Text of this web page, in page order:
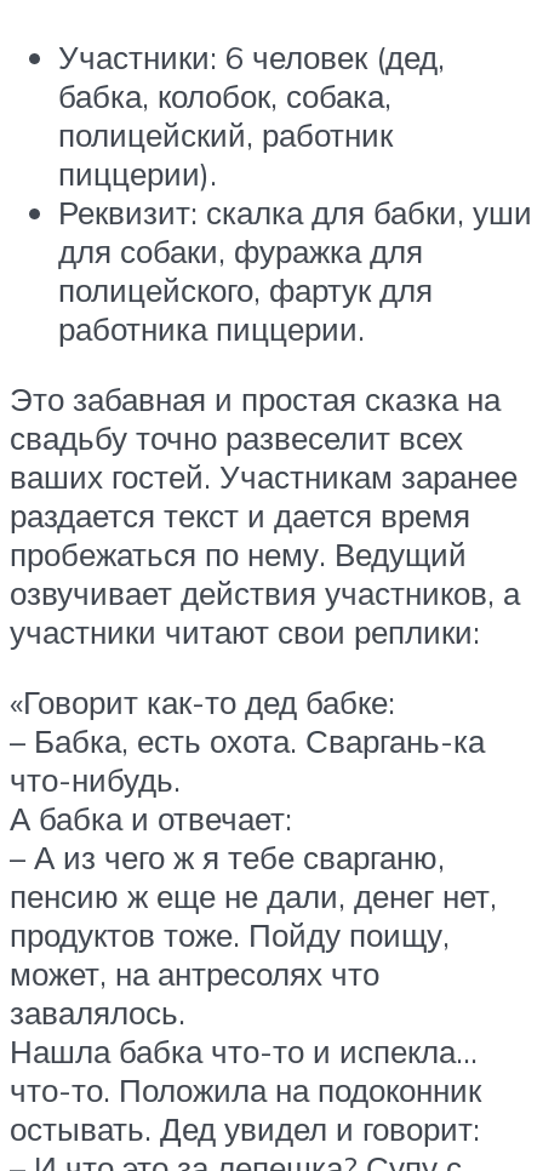
Участники: 6 человек (дед,
бабка, колобок, собака,
полицейский, работник
пиццерии).
Реквизит: скалка для бабки, уши
для собаки, фуражка для
полицейского, фартук для
работника пиццерии.
Это забавная и простая сказка на
свадьбу точно развеселит всех
ваших гостей. Участникам заранее
раздается текст и дается время
пробежаться по нему. Ведущий
озвучивает действия участников, а
участники читают свои реплики:
«Говорит как-то дед бабке:
– Бабка, есть охота. Сваргань-ка
что-нибудь.
А бабка и отвечает:
– А из чего ж я тебе сварганю,
пенсию ж еще не дали, денег нет,
продуктов тоже. Пойду поищу,
может, на антресолях что
завалялось.
Нашла бабка что-то и испекла…
что-то. Положила на подоконник
остывать. Дед увидел и говорит: